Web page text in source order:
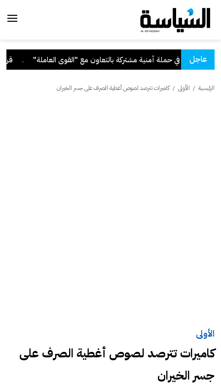
عاجل قرار
الرئيسية / الأولى /كاميرات تترصد لصوص أغطية الصرف على جسر الخيران
الأولى
كاميرات تترصد لصوص أغطية الصرف على
جسر الخيران